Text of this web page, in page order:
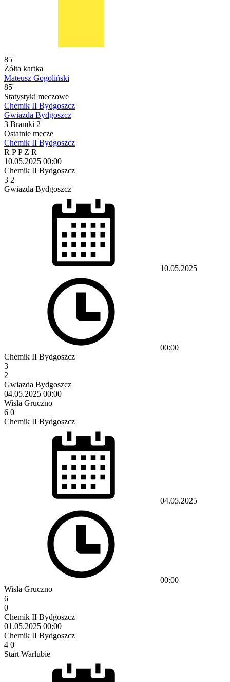
85'
Żółta kartka
Mateusz Gogoliński
85'
Statystyki meczowe
Chemik II Bydgoszcz
Gwiazda Bydgoszcz
3 Bramki 2
Ostatnie mecze
Chemik II Bydgoszcz
R PPZ R
10.05.2025 00:00
Chemik II Bydgoszcz
3 2
Gwiazda Bydgoszcz
10.05.2025
00:00
Chemik II Bydgoszcz
3
2
Gwiazda Bydgoszcz
04.05.2025 00:00
Wisła Gruczno
6 0
Chemik II Bydgoszcz
04.05.2025
00:00
Wisła Gruczno
6
0
Chemik II Bydgoszcz
01.05.2025 00:00
Chemik II Bydgoszcz
4 0
Start Warlubie